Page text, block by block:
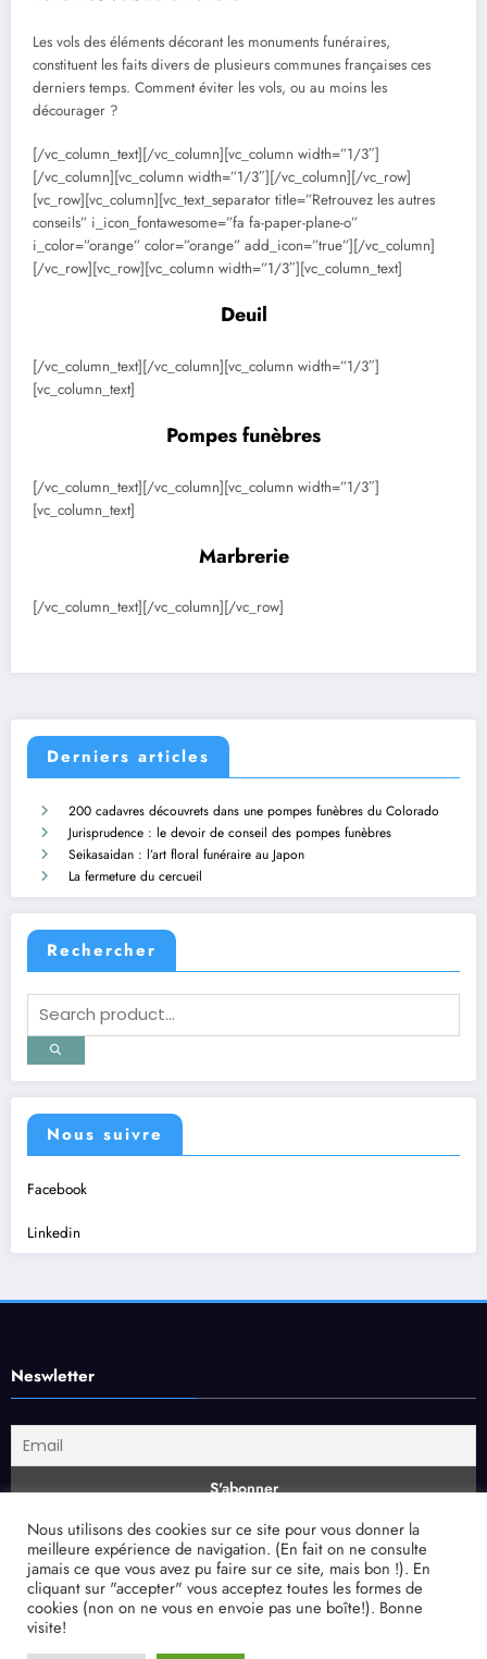
Les vols des éléments décorant les monuments funéraires,
constituent les faits divers de plusieurs communes françaises ces
derniers temps. Comment éviter les vols, ou au moins les
décourager ?
[/vc_column_text][/vc_column][vc_column width=”1/3″]
[/vc_column][vc_column width=”1/3″][/vc_column][/vc_row]
[vc_row][vc_column][vc_text_separator title=”Retrouvez les autres
conseils” i_icon_fontawesome=”fa fa-paper-plane-o”
i_color=”orange” color=”orange” add_icon=”true”][/vc_column]
[/vc_row][vc_row][vc_column width=”1/3″][vc_column_text]
Deuil
[/vc_column_text][/vc_column][vc_column width=”1/3″]
[vc_column_text]
Pompes funèbres
[/vc_column_text][/vc_column][vc_column width=”1/3″]
[vc_column_text]
Marbrerie
[/vc_column_text][/vc_column][/vc_row]
Derniers articles
200 cadavres découvrets dans une pompes funèbres du Colorado
Jurisprudence : le devoir de conseil des pompes funèbres
Seikasaidan : l’art floral funéraire au Japon
La fermeture du cercueil
Rechercher
Nous suivre
Facebook
Linkedin
Neswletter
Mentions légales
http://Mentions légales
Nous utilisons des cookies sur ce site pour vous donner la
meilleure expérience de navigation. (En fait on ne consulte
jamais ce que vous avez pu faire sur ce site, mais bon !). En
cliquant sur "accepter" vous acceptez toutes les formes de
cookies (non on ne vous en envoie pas une boîte!). Bonne
visite!